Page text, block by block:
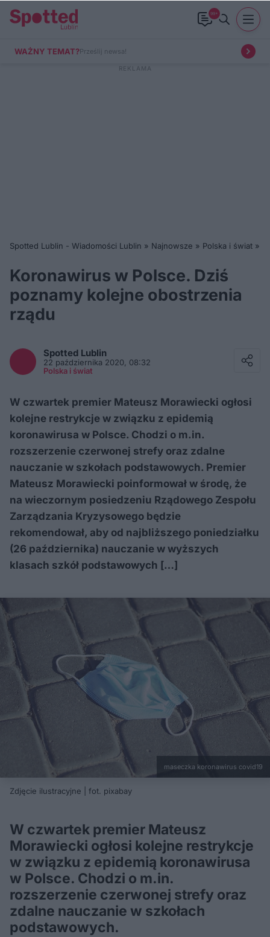
99+
WAŻNY TEMAT?Prześlij newsa!
Spotted Lublin - Wiadomości Lublin » Najnowsze » Polska i świat »
Koronawirus w Polsce. Dziś
poznamy kolejne obostrzenia
rządu
Spotted Lublin
22 października 2020, 08:32
Polska i świat
W czwartek premier Mateusz Morawiecki ogłosi
kolejne restrykcje w związku z epidemią
koronawirusa w Polsce. Chodzi o m.in.
rozszerzenie czerwonej strefy oraz zdalne
nauczanie w szkołach podstawowych. Premier
Mateusz Morawiecki poinformował w środę, że
na wieczornym posiedzeniu Rządowego Zespołu
Zarządzania Kryzysowego będzie
rekomendował, aby od najbliższego poniedziałku
(26 października) nauczanie w wyższych
klasach szkół podstawowych […]
maseczka koronawirus covid19
Zdjęcie ilustracyjne | fot. pixabay
W czwartek premier Mateusz
Morawiecki ogłosi kolejne restrykcje
w związku z epidemią koronawirusa
w Polsce. Chodzi o m.in.
rozszerzenie czerwonej strefy oraz
zdalne nauczanie w szkołach
podstawowych.